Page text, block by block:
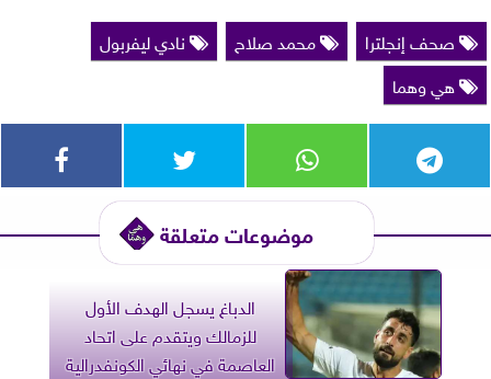
صحف إنجلترا
محمد صلاح
نادي ليفربول
هي وهما
موضوعات متعلقة
الدباغ يسجل الهدف الأول
للزمالك ويتقدم على اتحاد
العاصمة في نهائي الكونفدرالية